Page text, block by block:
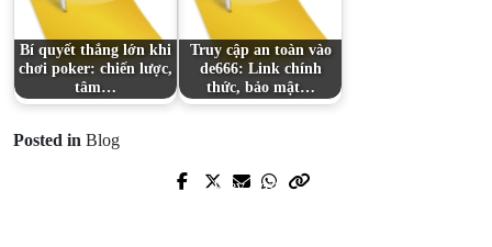
Bí quyết thắng lớn khi
chơi poker: chiến lược,
tâm…
Truy cập an toàn vào
de666: Link chính
thức, bảo mật…
Posted in Blog
Prev Post